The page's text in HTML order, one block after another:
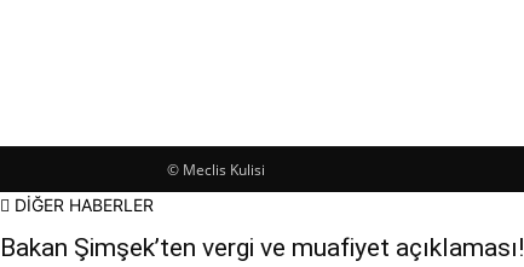
© Meclis Kulisi
DİĞER HABERLER
Bakan Şimşek’ten vergi ve muafiyet açıklaması!